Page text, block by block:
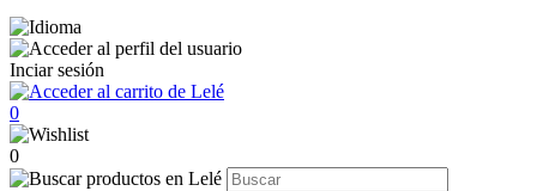
Inciar sesión
0
0